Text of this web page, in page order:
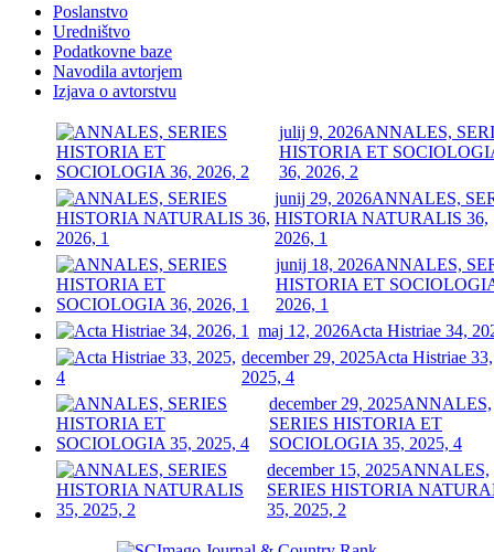
Poslanstvo
Uredništvo
Podatkovne baze
Navodila avtorjem
Izjava o avtorstvu
julij 9, 2026ANNALES,
HISTORIA ET
36, 2026, 2
junij 29, 2026ANNALES,
HISTORIA NATURALIS 36,
2026, 1
junij 18, 2026ANNALES,
HISTORIA ET
2026, 1
maj 12, 2026Acta Histriae 34,
december 29, 2025Acta Histriae 33,
2025, 4
december 29, 2025ANNALES,
SERIES HISTORIA ET
SOCIOLOGIA 35, 2025, 4
december 15, 2025ANNALES,
SERIES HISTORIA
35, 2025, 2